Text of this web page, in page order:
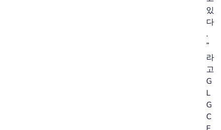
있
다
.
”
라
고
G
L
G
C